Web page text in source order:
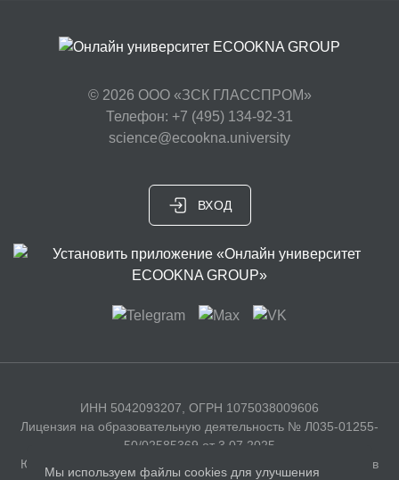
© 2026 ООО «ЗСК ГЛАССПРОМ»
Телефон: +7 (495) 134-92-31
science@ecookna.university
ВХОД
ИНН 5042093207, ОГРН 1075038009606
Лицензия на образовательную деятельность № Л035-01255-
50/02585369 от 3.07.2025
Юридический адрес: 141326, Московская область, г. Сергиев
Мы используем файлы cookies для улучшения